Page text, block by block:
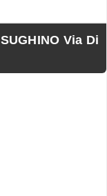
Via Di